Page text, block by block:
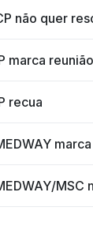
não quer
marca reunião
recua
MSC